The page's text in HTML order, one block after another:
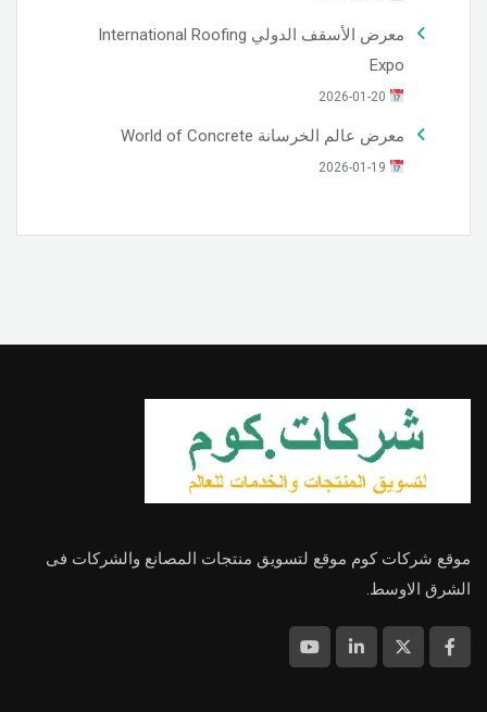
معرض الأسقف الدولي International Roofing
Expo
معرض عالم الخرسانة World of Concrete
موقع شركات كوم موقع لتسويق منتجات المصانع والشركات فى
الشرق الاوسط.